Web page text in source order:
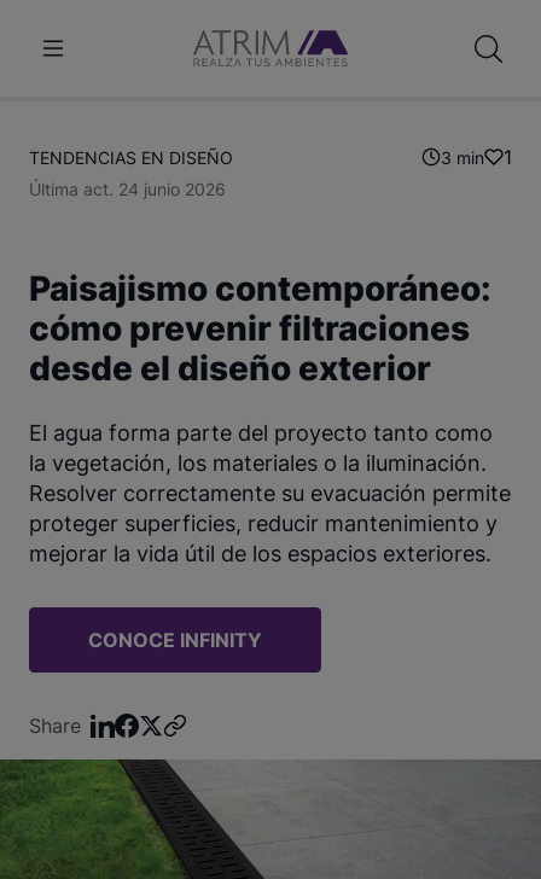
TENDENCIAS EN DISEÑO
Última act. 24 junio 2026
3 min 1
Paisajismo contemporáneo:
cómo prevenir filtraciones
desde el diseño exterior
El agua forma parte del proyecto tanto como
la vegetación, los materiales o la iluminación.
Resolver correctamente su evacuación permite
proteger superficies, reducir mantenimiento y
mejorar la vida útil de los espacios exteriores.
CONOCE INFINITY
Share